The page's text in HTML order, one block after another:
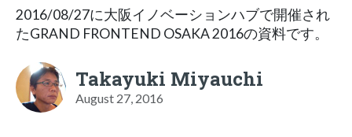
2016/08/27に大阪イノベーションハブで開催され
たGRAND FRONTEND OSAKA 2016の資料です。
Takayuki Miyauchi
August 27, 2016